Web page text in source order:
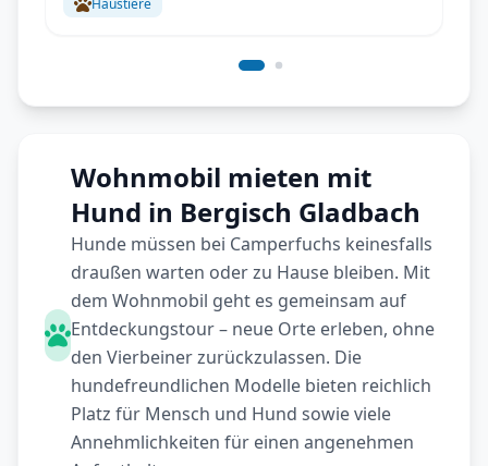
Haustiere
Wohnmobil mieten mit
Hund in Bergisch Gladbach
Hunde müssen bei Camperfuchs keinesfalls
draußen warten oder zu Hause bleiben. Mit
dem Wohnmobil geht es gemeinsam auf
Entdeckungstour – neue Orte erleben, ohne
den Vierbeiner zurückzulassen. Die
hundefreundlichen Modelle bieten reichlich
Platz für Mensch und Hund sowie viele
Annehmlichkeiten für einen angenehmen